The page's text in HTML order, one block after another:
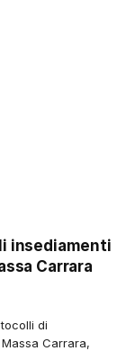
insediamenti
Carrara
di
Carrara,